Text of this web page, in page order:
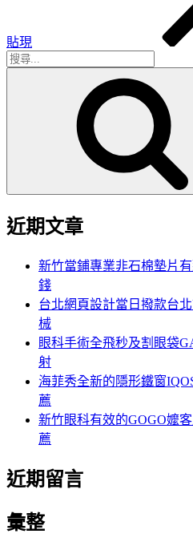
貼現
搜
近期文章
新竹當鋪專業非石棉墊片
錢
台北網頁設計當日撥款台
械
眼科手術全飛秒及割眼袋
射
海菲秀全新的隱形鐵窗
薦
新竹眼科有效的GOGO嬤
薦
近期留言
彙整